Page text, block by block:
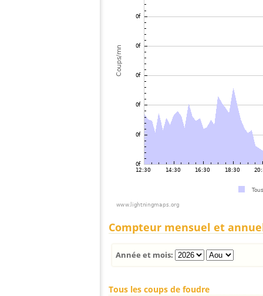
Compteur mensuel et
Année et mois:
Tous les coups de foudre